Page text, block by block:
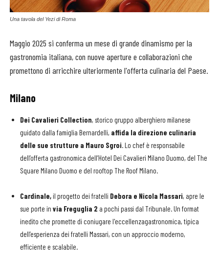
Una tavola del Yezi di Roma
Maggio 2025si conferma un mese di grande dinamismo perla
gastronomia italiana,con nuove aperture e collaborazioni che
promettono di arricchire ulteriormente l'offerta culinaria del Paese.
Milano
Dei Cavalieri Collection, storico gruppo alberghiero milanese
guidato dalla famiglia Bernardelli, affida la direzione culinaria
delle sue strutture a Mauro Sgroi. Lo chef è responsabile
dell’offerta gastronomica dell’Hotel Dei Cavalieri Milano Duomo, del The
Square Milano Duomo e del rooftop The Roof Milano.
Cardinale,il progetto dei fratelli Debora e Nicola Massari, apre le
sue porte in via Freguglia 2 a pochi passi dal Tribunale. Un format
inedito che promette di coniugare l'eccellenzagastronomica, tipica
dell’esperienza dei fratelli Massari, con un approccio moderno,
efficiente e scalabile.